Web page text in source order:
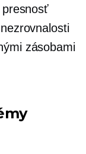
presnosť
zásobami